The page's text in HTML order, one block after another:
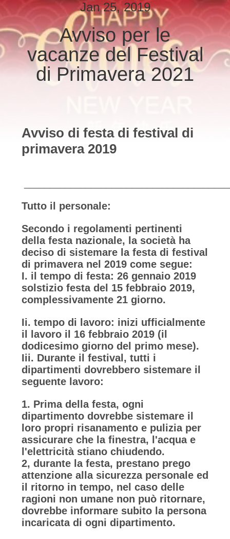
ALLA
FABBRICA
CONTROLLO
DELLA
NOTIZIE
CHIEDI
MAPPA
DEL
SITO
POLITICA
SULLA
PRIVACY
Jan 25, 2019
Avviso per le
vacanze del Festival
di Primavera 2021
Avviso di festa di festival di
primavera 2019
Tutto il personale:
Secondo i regolamenti pertinenti
della festa nazionale, la società ha
deciso di sistemare la festa di festival
di primavera nel 2019 come segue:
I. il tempo di festa: 26 gennaio 2019
solstizio festa del 15 febbraio 2019,
complessivamente 21 giorno.
Ii. tempo di lavoro: inizi ufficialmente
il lavoro il 16 febbraio 2019 (il
dodicesimo giorno del primo mese).
Iii. Durante il festival, tutti i
dipartimenti dovrebbero sistemare il
seguente lavoro:
1. Prima della festa, ogni
dipartimento dovrebbe sistemare il
loro propri risanamento e pulizia per
assicurare che la finestra, l'acqua e
l'elettricità stiano chiudendo.
2, durante la festa, prestano prego
attenzione alla sicurezza personale ed
il ritorno in tempo, nel caso delle
ragioni non umane non può ritornare,
dovrebbe informare subito la persona
incaricata di ogni dipartimento.